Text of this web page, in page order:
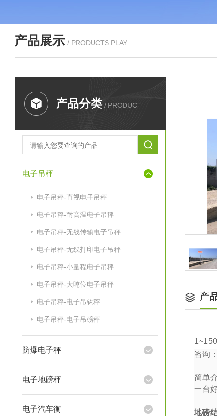
产品展示 / PRODUCTS PLAY
产品分类 / PRODUCT
电子吊秤
电子吊秤-直视电子吊秤
电子吊秤-耐高温电子吊秤
电子吊秤-无线传输电子吊秤
电子吊秤-无线打印电子吊秤
电子吊秤-小量程电子吊秤
电子吊秤-大吨位电子吊秤
电子吊秤-电子吊钩秤
电子吊秤-电子吊磅秤
防爆电子秤
电子地磅秤
电子汽车衡
产
1~150
咨询
简单
一台
地磅